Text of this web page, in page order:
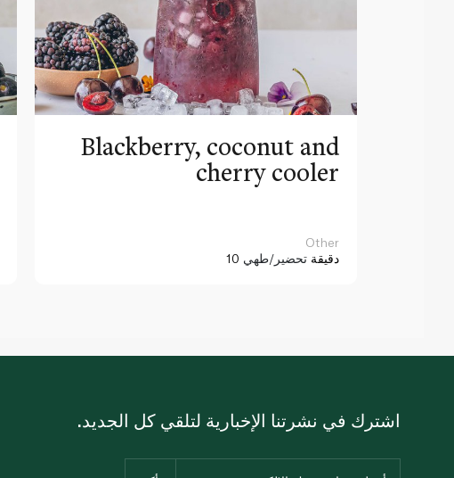
Blackberry, coconut and
cherry cooler
Other
10 دقيقة تحضير/طهي
اشترك في نشرتنا الإخبارية لتلقي كل الجديد.